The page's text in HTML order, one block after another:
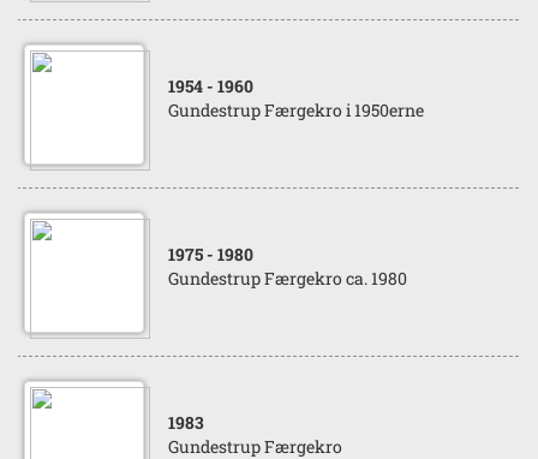
1954 - 1960
Gundestrup Færgekro i 1950erne
1975 - 1980
Gundestrup Færgekro ca. 1980
1983
Gundestrup Færgekro